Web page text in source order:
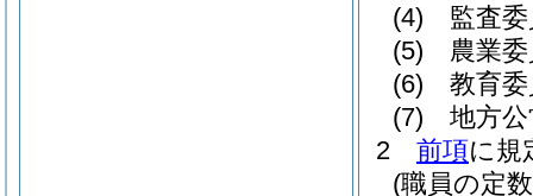
(4)
監査
(5)
農業
(6)
教育
(7)
地方
2
前項に規
(職員の定